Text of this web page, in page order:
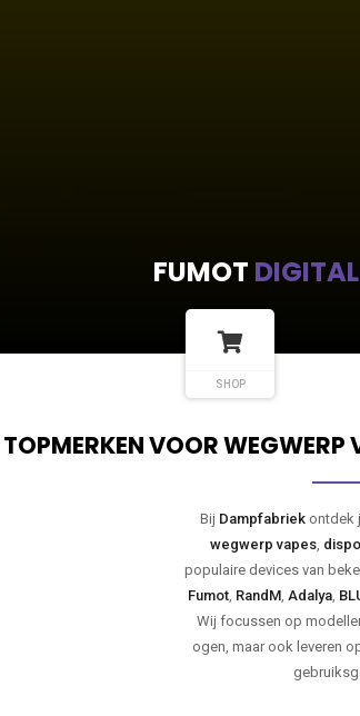
FUMOT
SHOP
TOPMERKEN VOOR WEGWERP
Bij Dampfabriekontdek
wegwerp vapes,
populaire devices van
Fumot, RandM, Adalya,
Wij focussen op
ogen, maar ook leveren